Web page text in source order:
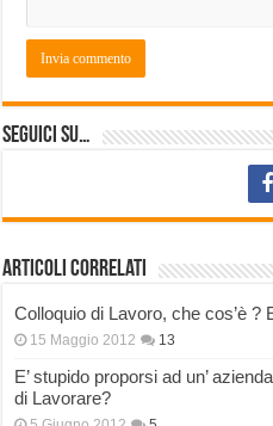
Seguici su…
Articoli correlati
Colloquio di Lavoro, che cos’è
15 Maggio 2012 13
E’ stupido proporsi ad un’
di Lavorare?